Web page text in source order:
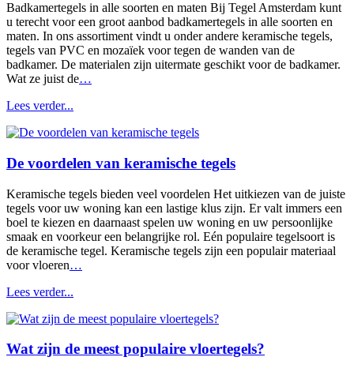
Badkamertegels in alle soorten en maten Bij Tegel Amsterdam kunt
u terecht voor een groot aanbod badkamertegels in alle soorten en
maten. In ons assortiment vindt u onder andere keramische tegels,
tegels van PVC en mozaïek voor tegen de wanden van de
badkamer. De materialen zijn uitermate geschikt voor de badkamer.
Wat ze juist de…
Lees verder...
De voordelen van keramische tegels
Keramische tegels bieden veel voordelen Het uitkiezen van de juiste
tegels voor uw woning kan een lastige klus zijn. Er valt immers een
boel te kiezen en daarnaast spelen uw woning en uw persoonlijke
smaak en voorkeur een belangrijke rol. Eén populaire tegelsoort is
de keramische tegel. Keramische tegels zijn een populair materiaal
voor vloeren…
Lees verder...
Wat zijn de meest populaire vloertegels?